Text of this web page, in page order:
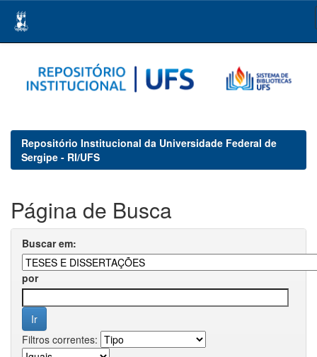
navigation
Repositório Institucional da Universidade Federal de
Sergipe - RI/UFS
Página de Busca
Buscar em:
por
Filtros correntes: